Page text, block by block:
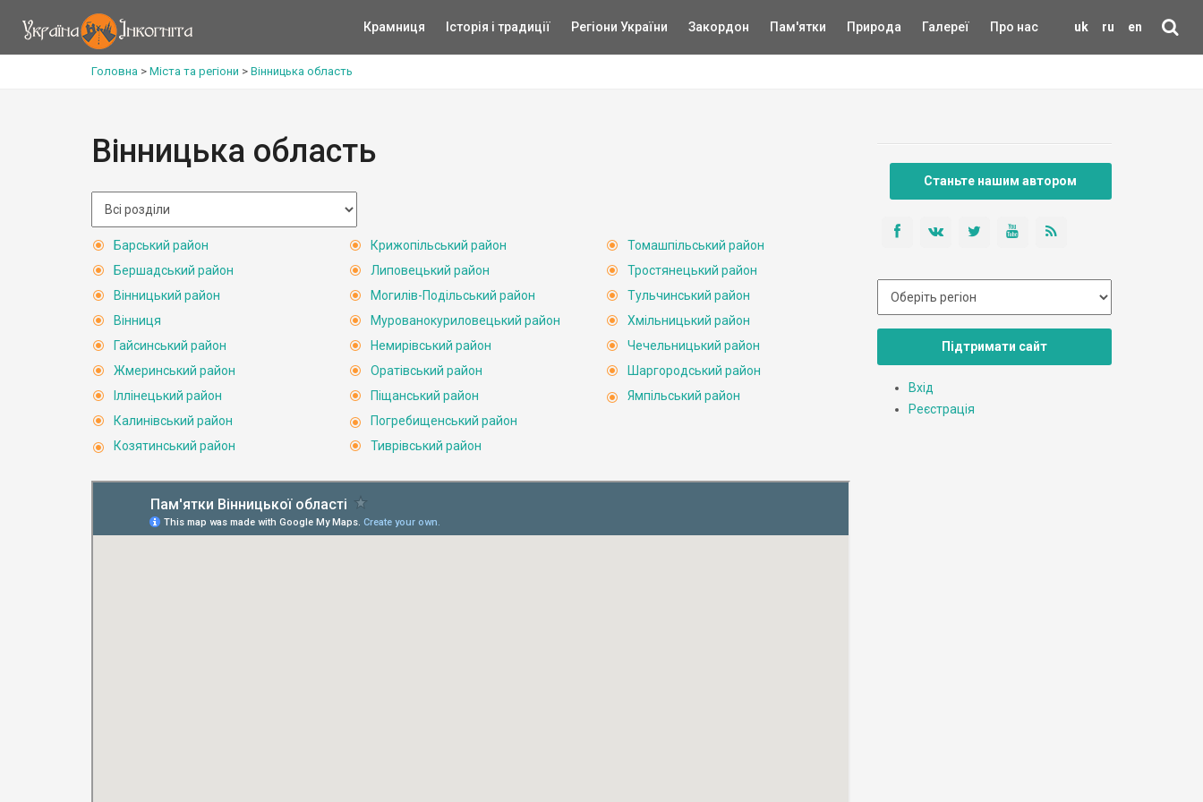
uk ru en
Крамниця Історія і традиції Регіони України Закордон Пам'ятки Природа Галереї Про нас
Головна > Міста та регіони > Вінницька область
Вінницька область
Барський район
Бершадський район
Вінницький район
Вінниця
Гайсинський район
Жмеринський район
Іллінецький район
Калинівський район
Козятинський район
Крижопільський район
Липовецький район
Могилів-Подільський район
Мурованокуриловецький район
Немирівський район
Оратівський район
Піщанський район
Погребищенський район
Тиврівський район
Томашпільський район
Тростянецький район
Тульчинський район
Хмільницький район
Чечельницький район
Шаргородський район
Ямпільський район
Станьте нашим автором
Підтримати сайт
Вхід
Реєстрація